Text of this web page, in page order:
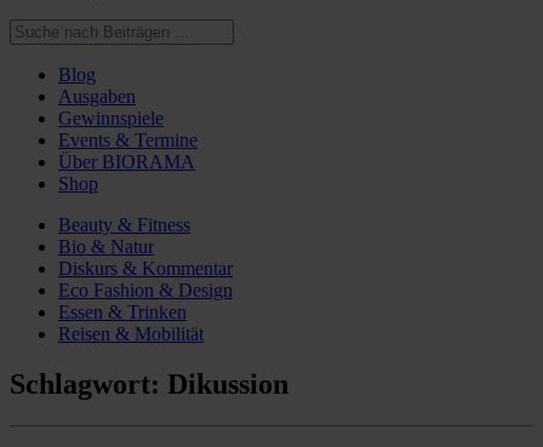
Blog
Ausgaben
Gewinnspiele
Events & Termine
Über BIORAMA
Shop
Beauty & Fitness
Bio & Natur
Diskurs & Kommentar
Eco Fashion & Design
Essen & Trinken
Reisen & Mobilität
Schlagwort: Dikussion